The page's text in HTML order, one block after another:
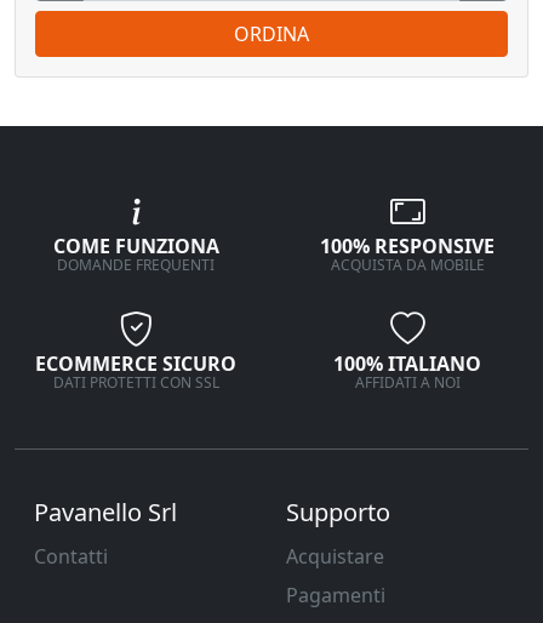
ORDINA
COME FUNZIONA
DOMANDE FREQUENTI
100% RESPONSIVE
ACQUISTA DA MOBILE
ECOMMERCE SICURO
DATI PROTETTI CON SSL
100% ITALIANO
AFFIDATI A NOI
Pavanello Srl
Contatti
Supporto
Acquistare
Pagamenti